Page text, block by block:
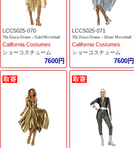
LCC5025-070
70s Disco Dress – Gold Mirrorball
California Costumes
ショーコスチューム
7600円
LCC5025-071
70s Disco Dress – Silver Mirrorball
California Costumes
ショーコスチューム
7600円